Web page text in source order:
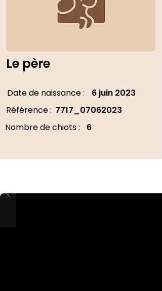
Le père
Date de naissance :
6 juin 2023
Référence : 7717_07062023
Nombre de chiots :
6